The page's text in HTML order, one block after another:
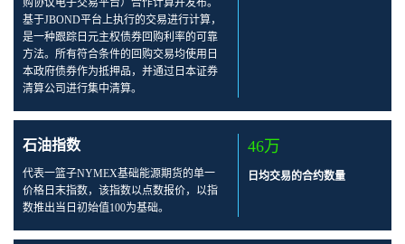
购协议电子交易平台）合作计算并发布。
基于JBOND平台上执行的交易进行计算，
是一种跟踪日元主权债券回购利率的可靠
方法。所有符合条件的回购交易均使用日
本政府债券作为抵押品，并通过日本证券
清算公司进行集中清算。
石油指数
代表一篮子NYMEX基础能源期货的单一
价格日末指数，该指数以点数报价，以指
数推出当日初始值100为基础。
46万
日均交易的合约数量